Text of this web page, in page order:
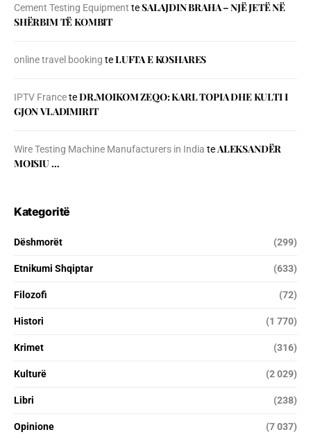
Cement Testing Equipment teSALAJDIN BRAHA – NJЁ JETЁ NЁ
SHЁRBIM TЁ KOMBIT
online travel booking teLUFTA E KOSHARES
IPTV FranceteDR.MOIKOM ZEQO: KARL TOPIA DHE KULTI I
GJON VLADIMIRIT
Wire Testing Machine Manufacturers in India teALEKSANDËR
MOISIU …
Kategoritë
Dëshmorët (299)
Etnikumi Shqiptar (633)
Filozofi (72)
Histori (1 770)
Krimet (316)
Kulturë (2 029)
Libri (238)
Opinione (7 037)